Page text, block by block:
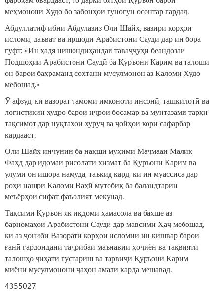
меҳмонони Худо бо забонҳои гуногун осонтар гардад.
Абдуллатиф ибни Абдулазиз Оли Шайх, вазири корҳои
исломӣ, даъват ва иршоди Арабистони Саудӣ дар ин бора
гуфт: «Ин ҳадя нишондиҳандаи таваҷҷуҳи беандозаи
Подшоҳии Арабистони Саудӣ ба Қуръони Карим ва талоши
он барои баҳраманд сохтани мусулмонон аз Каломи Худо
мебошад.»
Ӯ афзуд, ки вазорат тамоми имконоти инсонӣ, ташкилотӣ ва
логистикии худро барои иҷрои босамар ва мунтазами тарҳи
тақсимот дар нуқтаҳои хуруҷ ва ҷойҳои корӣ сафарбар
кардааст.
Оли Шайх инчунин ба нақши муҳими Маҷмааи Малик
Фаҳд дар идомаи рисолати хизмат ба Қуръони Карим ва
улуми он ишора намуда, таъкид кард, ки ин муассиса дар
роҳи нашри Каломи Ваҳй мутобиқ ба баландтарин
меъёрҳои сифат фаъолият мекунад.
Тақсими Қуръон як иқдоми ҳамасола ва бахше аз
барномаҳои Арабистони Саудӣ дар мавсими Ҳаҷ мебошад,
ки аз ҷониби Вазорати корҳои исломии ин кишвар барои
ғанӣ гардондани таҷрибаи маънавии ҳоҷиён ва тақвияти
талошҳо ҷиҳати густариш ва тарвиҷи Қуръони Карим
миёни мусулмонони ҷаҳон амалӣ карда мешавад.
4355027